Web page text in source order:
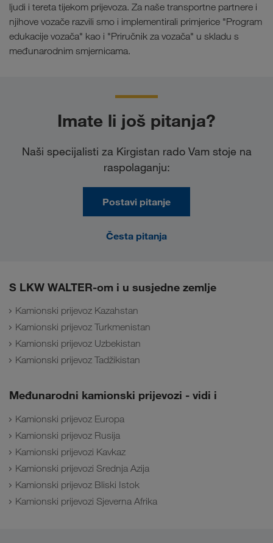
ljudi i tereta tijekom prijevoza. Za naše transportne partnere i
njihove vozače razvili smo i implementirali primjerice "Program
edukacije vozača" kao i "Priručnik za vozača" u skladu s
međunarodnim smjernicama.
Imate li još pitanja?
Naši specijalisti za Kirgistan rado Vam stoje na
raspolaganju:
Postavi pitanje
Česta pitanja
S LKW WALTER-om i u susjedne zemlje
Kamionski prijevoz Kazahstan
Kamionski prijevoz Turkmenistan
Kamionski prijevoz Uzbekistan
Kamionski prijevoz Tadžikistan
Međunarodni kamionski prijevozi - vidi i
Kamionski prijevoz Europa
Kamionski prijevoz Rusija
Kamionski prijevozi Kavkaz
Kamionski prijevozi Srednja Azija
Kamionski prijevoz Bliski Istok
Kamionski prijevozi Sjeverna Afrika